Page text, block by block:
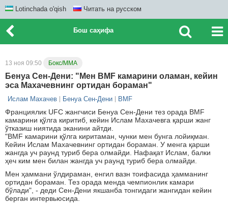
Lotinchada o'qish Читать на русском
Бош саҳифа
13 ноя 09:50 Бокс/ММА
Бенуа Сен-Дени: "Мен BMF камарини оламан, кейин
эса Махачевнинг ортидан бораман"
Ислам Махачев Бенуа Сен-Дени BMF
Франциялик UFC жангчиси Бенуа Сен-Дени тез орада BMF
камарини қўлга киритиб, кейин Ислам Махачевга қарши жанг
ўтказиш ниятида эканини айтди.
"BMF камарини қўлга киритаман, чунки мен бунга лойиқман.
Кейин Ислам Махачевнинг ортидан бораман. У менга қарши
жангда уч раунд туриб бера олмайди. Нафақат Ислам, балки
ҳеч ким мен билан жангда уч раунд туриб бера олмайди.
Мен ҳаммани ўлдираман, енгил вазн тоифасида ҳамманинг
ортидан бораман. Тез орада менда чемпионлик камари
бўлади", - деди Сен-Дени якшанба тонгидаги жангидан кейин
берган интервьюсида.